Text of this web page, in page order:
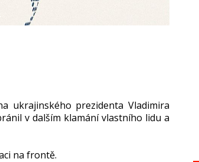
ukrajinského prezidenta Vladimira
v dalším klamání vlastního lidu a
na frontě.